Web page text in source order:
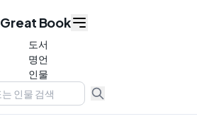
Great Book
도서
명언
인물